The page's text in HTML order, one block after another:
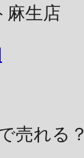
麻生店
売れる？